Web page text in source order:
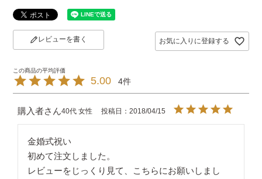
お気に入りに登録する
5.00 4
購入者 40代 女性 投稿日 2018/04/15
金婚式祝い
初めて注文しました。
レビューをじっくり見て、こちらにお願いしまし
レビューを書く